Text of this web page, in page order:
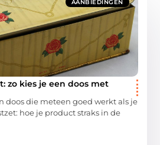
AANBIEDINGEN
zo kies je een doos met
doos die meteen goed werkt als je
hoe je product straks in de